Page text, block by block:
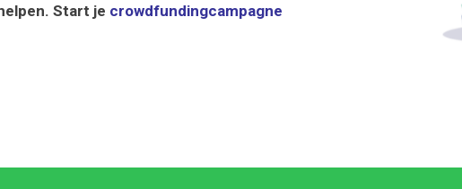
Start je crowdfundingcampagne